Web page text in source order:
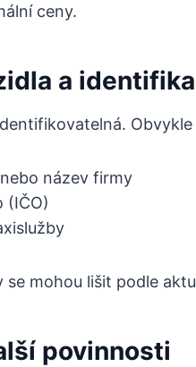
ceny.
a
Obvykle
název firmy
(IČO)
mohou lišit podle
povinnosti